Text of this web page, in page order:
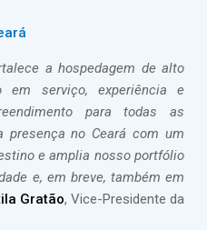
a hospedagem de alto
serviço, experiência e
para todas as
presença no Ceará com um
e amplia nosso portfólio
e, em breve, também em
Gratão, Vice-Presidente da